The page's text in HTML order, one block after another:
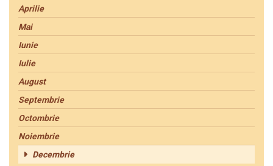
Aprilie
Mai
Iunie
Iulie
August
Septembrie
Octombrie
Noiembrie
Decembrie